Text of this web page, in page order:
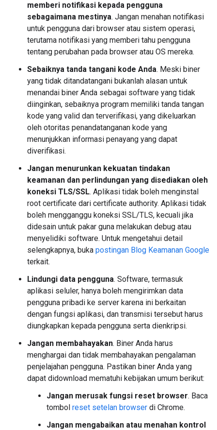
memberi notifikasi kepada pengguna
sebagaimana mestinya. Jangan menahan notifikasi
untuk pengguna dari browser atau sistem operasi,
terutama notifikasi yang memberi tahu pengguna
tentang perubahan pada browser atau OS mereka.
Sebaiknya tanda tangani kode Anda. Meski biner
yang tidak ditandatangani bukanlah alasan untuk
menandai biner Anda sebagai software yang tidak
diinginkan, sebaiknya program memiliki tanda tangan
kode yang valid dan terverifikasi, yang dikeluarkan
oleh otoritas penandatanganan kode yang
menunjukkan informasi penayang yang dapat
diverifikasi.
Jangan menurunkan kekuatan tindakan
keamanan dan perlindungan yang disediakan oleh
koneksi TLS/SSL. Aplikasi tidak boleh menginstal
root certificate dari certificate authority. Aplikasi tidak
boleh mengganggu koneksi SSL/TLS, kecuali jika
didesain untuk pakar guna melakukan debug atau
menyelidiki software. Untuk mengetahui detail
selengkapnya, buka postingan Blog Keamanan Google
terkait.
Lindungi data pengguna. Software, termasuk
aplikasi seluler, hanya boleh mengirimkan data
pengguna pribadi ke server karena ini berkaitan
dengan fungsi aplikasi, dan transmisi tersebut harus
diungkapkan kepada pengguna serta dienkripsi.
Jangan membahayakan. Biner Anda harus
menghargai dan tidak membahayakan pengalaman
penjelajahan pengguna. Pastikan biner Anda yang
dapat didownload mematuhi kebijakan umum berikut:
Jangan merusak fungsi reset browser. Baca
tombol reset setelan browser di Chrome.
Jangan mengabaikan atau menahan kontrol